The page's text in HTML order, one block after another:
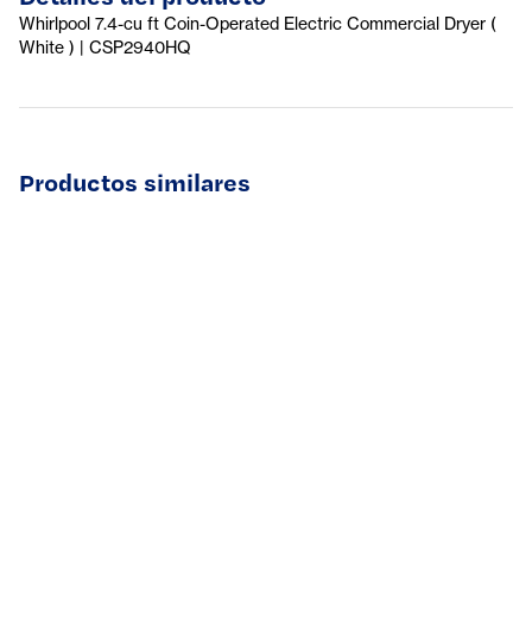
Whirlpool 7.4-cu ft Coin-Operated Electric Commercial Dryer (
White ) | CSP2940HQ
Productos similares